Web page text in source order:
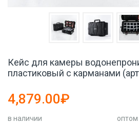
Кейс для камеры
пластиковый с карманами
4,879.00₽
в наличии
оптом